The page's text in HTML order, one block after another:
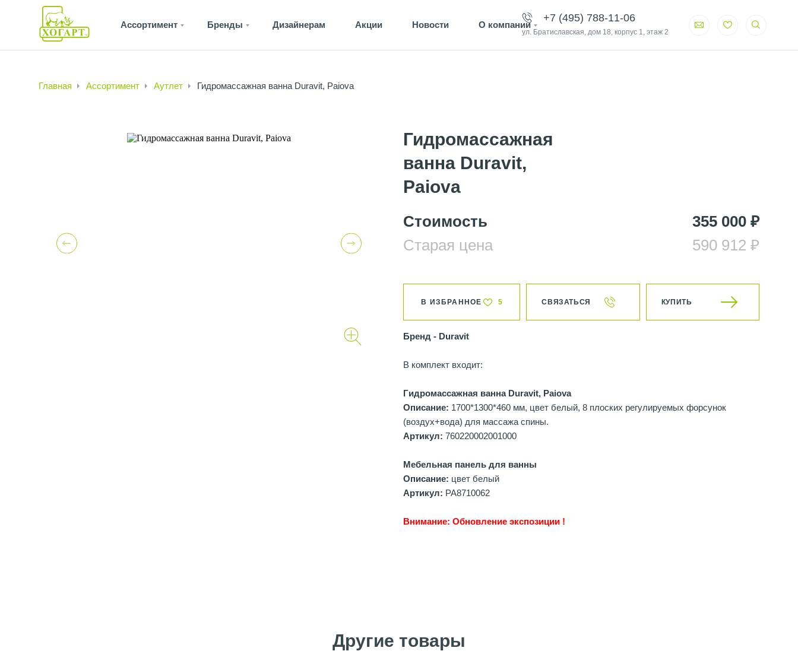
Ассортимент Бренды Дизайнерам Акции Новости О компании
+7 (495) 788-11-06
ул. Братиславская, дом 18, корпус 1, этаж 2
Главная Ассортимент Аутлет Гидромассажная ванна Duravit, Paiova
Гидромассажная
ванна Duravit,
Paiova
Стоимость
355 000 ₽
Старая цена
590 912 ₽
В ИЗБРАННОЕ 5 СВЯЗАТЬСЯ КУПИТЬ
Бренд - Duravit
В комплект входит:
Гидромассажная ванна Duravit, Paiova
Описание: 1700*1300*460 мм, цвет белый, 8 плоских регулируемых форсунок
(воздух+вода) для массажа спины.
Артикул: 760220002001000
Мебельная панель для ванны
Описание: цвет белый
Артикул: PA8710062
Внимание: Обновление экспозиции !
Другие товары